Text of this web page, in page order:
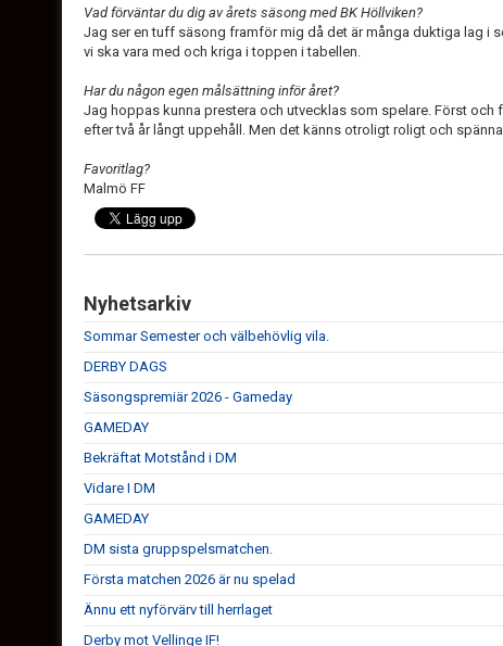
Vad förväntar du dig av årets säsong med BK Höllviken?
Jag ser en tuff säsong framför mig då det är många duktiga lag i
vi ska vara med och kriga i toppen i tabellen.
Har du någon egen målsättning inför året?
Jag hoppas kunna prestera och utvecklas som spelare. Först
efter två år långt uppehåll. Men det känns otroligt roligt och
Favoritlag?
Malmö FF
Nyhetsarkiv
Sommar Semester och välbehövlig vila.
DERBY DAGS
Säsongspremiär 2026 - Gameday
GAMEDAY
Bekräftat Motstånd i DM
Vidare I DM
GAMEDAY
DM sista gruppspelsmatchen.
Första matchen 2026 är nu spelad
Ännu ett nyförvärv till herrlaget
Derby mot Vellinge IF!